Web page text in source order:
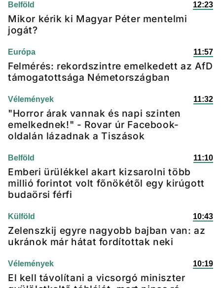
Belföld 12:23
Mikor kérik ki Magyar Péter mentelmi
jogát?
Európa 11:57
Felmérés: rekordszintre emelkedett az AfD
támogatottsága Németországban
Vélemények 11:32
"Horror árak vannak és napi szinten
emelkednek!" - Rovar úr Facebook-
oldalán lázadnak a Tiszások
Belföld 11:10
Emberi ürülékkel akart kizsarolni több
millió forintot volt főnökétől egy kirúgott
budaörsi férfi
Külföld 10:43
Zelenszkij egyre nagyobb bajban van: az
ukránok már hátat fordítottak neki
Vélemények 10:19
El kell távolítani a vicsorgó miniszter